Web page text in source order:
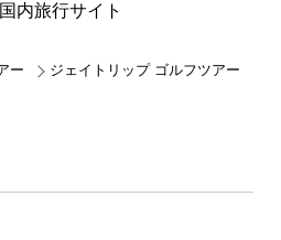
内旅行サイト
ー ジェイトリップ ゴルフツアー